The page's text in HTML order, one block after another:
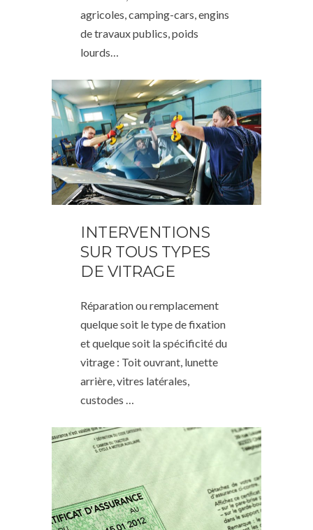
agricoles, camping-cars, engins
de travaux publics, poids
lourds…
INTERVENTIONS
SUR TOUS TYPES
DE VITRAGE
Réparation ou remplacement
quelque soit le type de fixation
et quelque soit la spécificité du
vitrage : Toit ouvrant, lunette
arrière, vitres latérales,
custodes …